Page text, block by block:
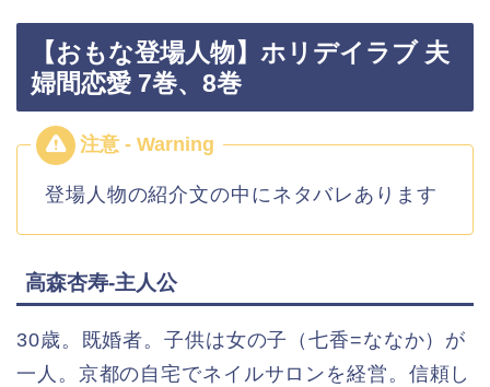
【おもな登場人物】ホリデイラブ 夫
婦間恋愛 7巻、8巻
登場人物の紹介文の中にネタバレあります
高森杏寿-主人公
30歳。既婚者。子供は女の子（七香=ななか）が
一人。京都の自宅でネイルサロンを経営。信頼し